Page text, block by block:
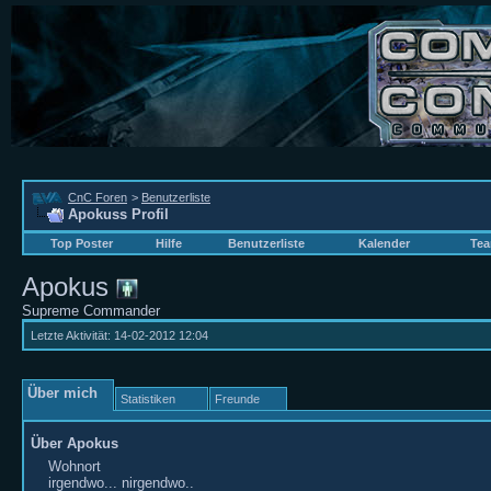
CnC Foren > Benutzerliste
Apokuss Profil
Top Poster Hilfe Benutzerliste Kalender
Apokus
Supreme Commander
Letzte Aktivität: 14-02-2012 12:04
Über mich Statistiken Freunde
Über Apokus
Wohnort
irgendwo... nirgendwo..